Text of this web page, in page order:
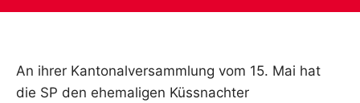
An ihrer Kantonalversammlung vom 15. Mai hat
die SP den ehemaligen Küssnachter